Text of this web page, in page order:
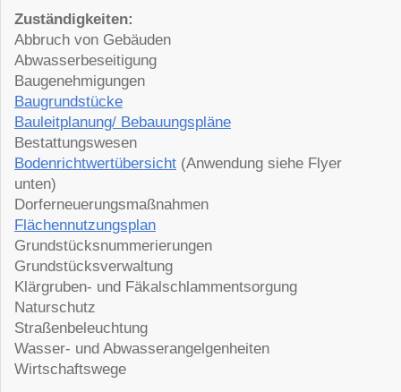
Zuständigkeiten:
Abbruch von Gebäuden
Abwasserbeseitigung
Baugenehmigungen
Baugrundstücke
Bauleitplanung/ Bebauungspläne
Bestattungswesen
Bodenrichtwertübersicht (Anwendung siehe Flyer
unten)
Dorferneuerungsmaßnahmen
Flächennutzungsplan
Grundstücksnummerierungen
Grundstücksverwaltung
Klärgruben- und Fäkalschlammentsorgung
Naturschutz
Straßenbeleuchtung
Wasser- und Abwasserangelgenheiten
Wirtschaftswege